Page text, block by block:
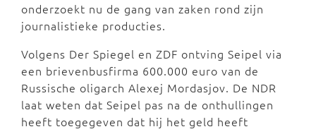
onderzoekt nu de gang van zaken rond zijn
journalistieke producties.
Volgens Der Spiegel en ZDF ontving Seipel via
een brievenbusfirma 600.000 euro van de
Russische oligarch Alexej Mordasjov. De NDR
laat weten dat Seipel pas na de onthullingen
heeft toegegeven dat hij het geld heeft